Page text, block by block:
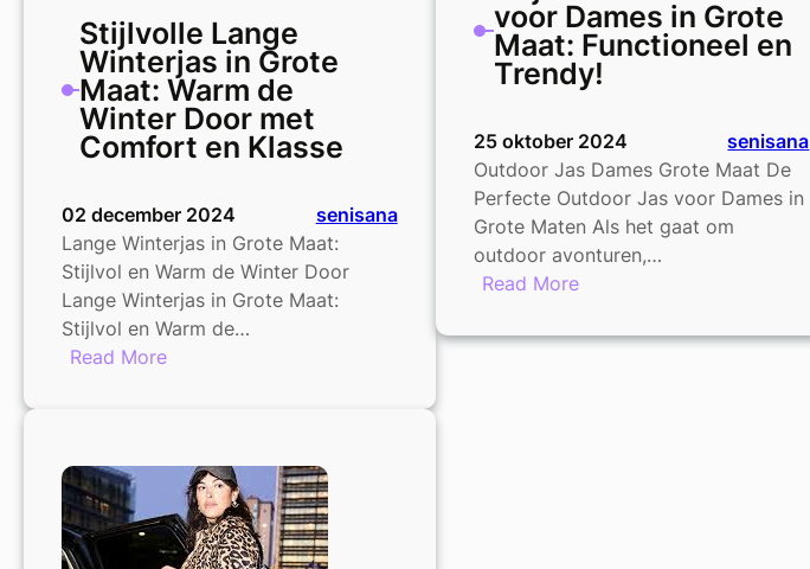
Stijlvolle Lange
Winterjas in Grote
Maat: Warm de
Winter Door met
Comfort en Klasse
02 december 2024
senisana
Lange Winterjas in Grote Maat:
Stijlvol en Warm de Winter Door
Lange Winterjas in Grote Maat:
Stijlvol en Warm de…
Read More:
in
Grote
Maat:
Warm
voor Dames in Grote
Maat: Functioneel en
Trendy!
25 oktober 2024
senisana
Outdoor Jas Dames Grote Maat De
Perfecte Outdoor Jas voor Dames in
Grote Maten Als het gaat om
outdoor avonturen,…
Read More:
Outdoor